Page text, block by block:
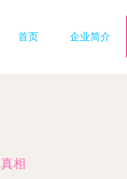
首页 企业简介
相